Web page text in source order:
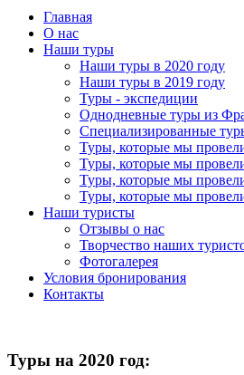
Главная
О нас
Наши туры
Наши туры в 2020 году
Наши туры в 2019 году
Туры - экспедиции
Однодневные туры из
Специализированные
Туры, которые мы
Туры, которые мы
Туры, которые мы
Туры, которые мы
Наши туристы
Отзывы о нас
Творчество наших
Фотогалерея
Условия бронирования
Контакты
Туры на 2020 год: